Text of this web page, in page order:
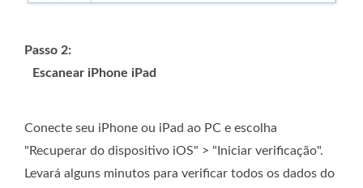
Passo 2:
Escanear iPhone iPad
Conecte seu iPhone ou iPad ao PC e escolha
"Recuperar do dispositivo iOS" > "Iniciar verificação".
Levará alguns minutos para verificar todos os dados do